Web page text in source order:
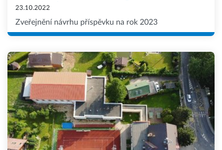
23.10.2022
Zveřejnění návrhu příspěvku na rok 2023